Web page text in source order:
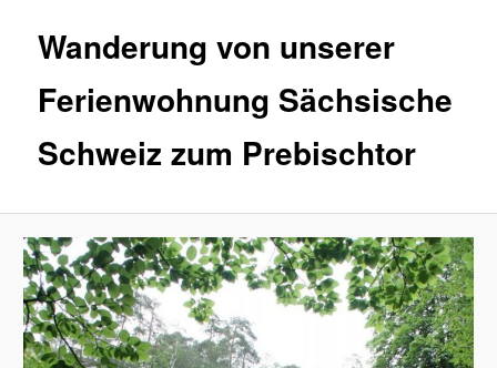
Wanderung von unserer
Ferienwohnung Sächsische
Schweiz zum Prebischtor